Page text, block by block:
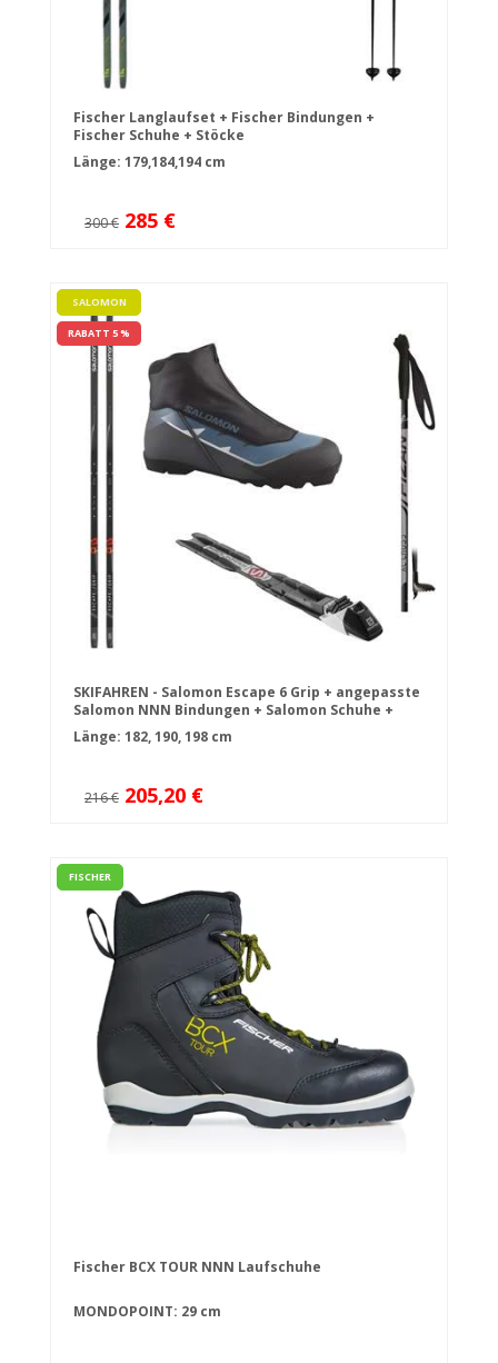
Fischer Langlaufset + Fischer Bindungen +
Fischer Schuhe + Stöcke
Länge: 179,184,194 cm
300 € 285 €
SALOMON
RABATT 5 %
SKIFAHREN - Salomon Escape 6 Grip + angepasste
Salomon NNN Bindungen + Salomon Schuhe +
Stöcke
Länge: 182, 190, 198 cm
216 € 205,20 €
FISCHER
Fischer BCX TOUR NNN Laufschuhe
MONDOPOINT: 29 cm